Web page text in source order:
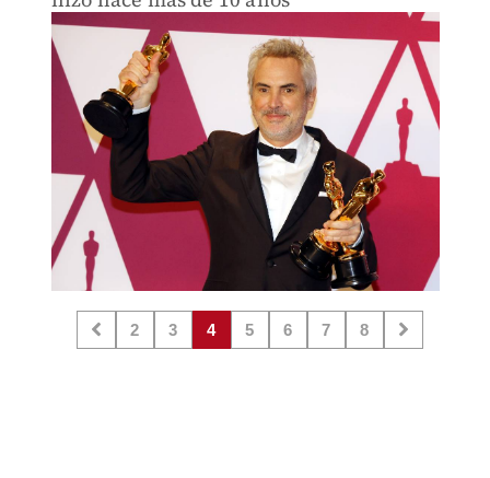
2 3 4 5 6 7 8